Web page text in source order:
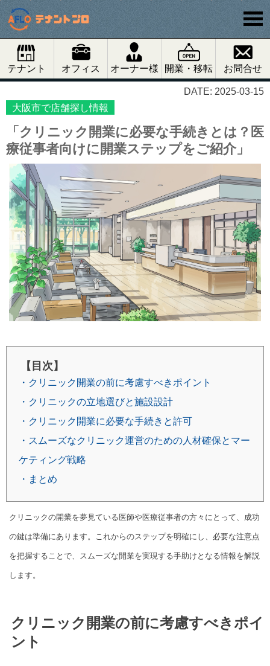
テナント オフィス オーナー様 開業・移転 お問合せ
DATE: 2025-03-15
大阪市で店舗探し情報
「クリニック開業に必要な手続きとは？医
療従事者向けに開業ステップをご紹介」
【目次】
・クリニック開業の前に考慮すべきポイント
・クリニックの立地選びと施設設計
・クリニック開業に必要な手続きと許可
・スムーズなクリニック運営のための人材確保とマー
ケティング戦略
・まとめ
クリニックの開業を夢見ている医師や医療従事者の方々にとって、成功
の鍵は準備にあります。これからのステップを明確にし、必要な注意点
を把握することで、スムーズな開業を実現する手助けとなる情報を解説
します。
クリニック開業の前に考慮すべきポイ
ント